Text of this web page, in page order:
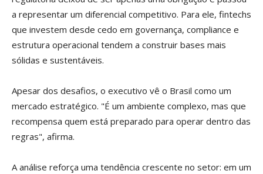
a representar um diferencial competitivo. Para ele, fintechs
que investem desde cedo em governança, compliance e
estrutura operacional tendem a construir bases mais
sólidas e sustentáveis.
Apesar dos desafios, o executivo vê o Brasil como um
mercado estratégico. "É um ambiente complexo, mas que
recompensa quem está preparado para operar dentro das
regras", afirma.
A análise reforça uma tendência crescente no setor: em um